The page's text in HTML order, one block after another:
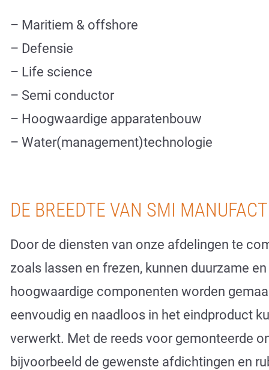
– Maritiem & offshore
– Defensie
– Life science
– Semi conductor
– Hoogwaardige apparatenbouw
– Water(management)technologie
DE BREEDTE VAN SMI
Door de diensten van onze afdelingen te
zoals lassen en frezen, kunnen duurzame en
hoogwaardige componenten worden
eenvoudig en naadloos in het eindproduct
verwerkt. Met de reeds voor gemonteerde
bijvoorbeeld de gewenste afdichtingen en